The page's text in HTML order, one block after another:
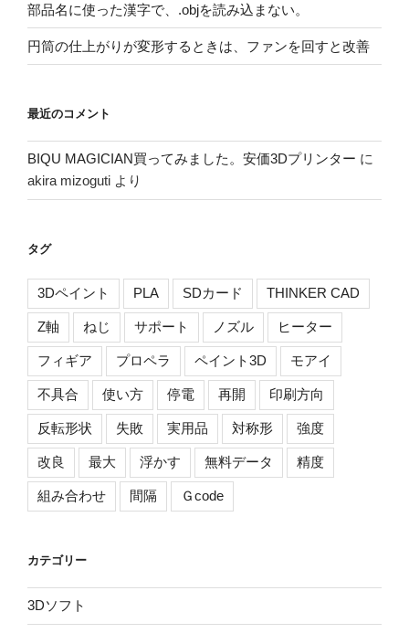
部品名に使った漢字で、.objを読み込まない。
円筒の仕上がりが変形するときは、ファンを回すと改善
最近のコメント
BIQU MAGICIAN買ってみました。安価3Dプリンター に
akira mizoguti より
タグ
3Dペイント PLA SDカード THINKER CAD
Z軸 ねじ サポート ノズル ヒーター
フィギア プロペラ ペイント3D モアイ
不具合 使い方 停電 再開 印刷方向
反転形状 失敗 実用品 対称形 強度
改良 最大 浮かす 無料データ 精度
組み合わせ 間隔 Ｇcode
カテゴリー
3Dソフト